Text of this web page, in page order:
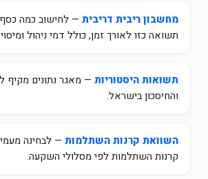
מחשבון ריבית דריבית — לחישוב כמה
תשואה כזו לאורך זמן, כולל דמי ניהול
תשואות היסטוריות — מאגר נתונים מקיף
והחיסכון בישראל.
השוואת קרנות השתלמות — לבחינה
קרנות השתלמות לפי מסלולי השקעה.